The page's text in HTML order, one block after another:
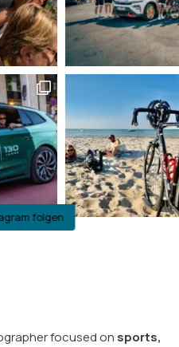
folgen
focused on sports,